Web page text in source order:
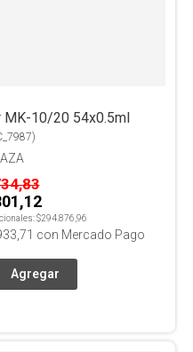
MK-10/20 54x0.5ml
)
$294.876,96
con Mercado Pago